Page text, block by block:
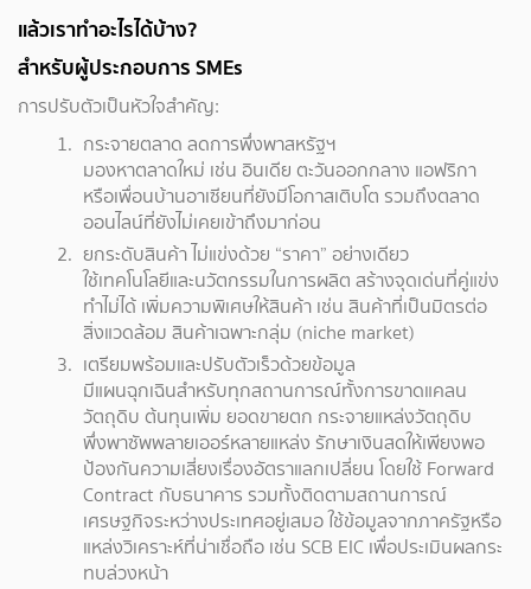
แล้วเราทำอะไรได้บ้าง?
สำหรับผู้ประกอบการ SMEs
การปรับตัวเป็นหัวใจสำคัญ:
กระจายตลาด ลดการพึ่งพาสหรัฐฯ
มองหาตลาดใหม่ เช่น อินเดีย ตะวันออกกลาง แอฟริกา
หรือเพื่อนบ้านอาเซียนที่ยังมีโอกาสเติบโต รวมถึงตลาด
ออนไลน์ที่ยังไม่เคยเข้าถึงมาก่อน
ยกระดับสินค้า ไม่แข่งด้วย “ราคา” อย่างเดียว
ใช้เทคโนโลยีและนวัตกรรมในการผลิต สร้างจุดเด่นที่คู่แข่ง
ทำไม่ได้ เพิ่มความพิเศษให้สินค้า เช่น สินค้าที่เป็นมิตรต่อ
สิ่งแวดล้อม สินค้าเฉพาะกลุ่ม (niche market)
เตรียมพร้อมและปรับตัวเร็วด้วยข้อมูล
มีแผนฉุกเฉินสำหรับทุกสถานการณ์ทั้งการขาดแคลน
วัตถุดิบ ต้นทุนเพิ่ม ยอดขายตก กระจายแหล่งวัตถุดิบ
พึ่งพาซัพพลายเออร์หลายแหล่ง รักษาเงินสดให้เพียงพอ
ป้องกันความเสี่ยงเรื่องอัตราแลกเปลี่ยน โดยใช้ Forward
Contract กับธนาคาร รวมทั้งติดตามสถานการณ์
เศรษฐกิจระหว่างประเทศอยู่เสมอ ใช้ข้อมูลจากภาครัฐหรือ
แหล่งวิเคราะห์ที่น่าเชื่อถือ เช่น SCB EIC เพื่อประเมินผลกระ
ทบล่วงหน้า